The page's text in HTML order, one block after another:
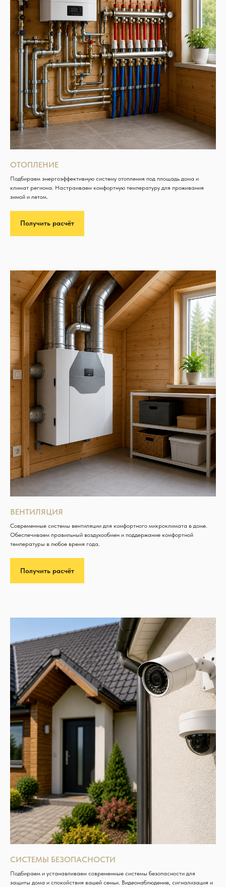
ОТОПЛЕНИЕ
Подбираем энергоэффективную систему отопления под площадь дома и
климат региона. Настраиваем комфортную температуру для проживания
зимой и летом.
Получить расчёт
ВЕНТИЛЯЦИЯ
Современные системы вентиляции для комфортного микроклимата в доме.
Обеспечиваем правильный воздухообмен и поддержание комфортной
температуры в любое время года.
Получить расчёт
СИСТЕМЫ БЕЗОПАСНОСТИ
Подбираем и устанавливаем современные системы безопасности для
защиты дома и спокойствия вашей семьи. Видеонаблюдение, сигнализация и